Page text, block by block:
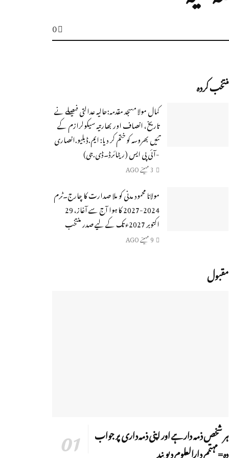
منتخب کردہ
کمال مولا مسجد مقدمہ:حالیہ عدالتی فیصلے نے
تاریخ، انصاف اور بھارتیہ سیکولرازم کے
تئیں بھروسہ کو ختم کر دیا: ایم.ڈبلیو.انصاری
-آئی پی ایس (ریٹائرڈ۔ڈی.جی)
مولانا محمود مدنی کو ملا صدارت کا چارج۔ٹرم
2024-2027 کا ہوا آج سے آغاز، 29
اکتوبر 2027ء تک کے لیے صدر منتخب
مقبول
ہر شخص ذمہ دار ہے اور اپنی ذمہ داری پر جواب
دہ=مہتمم دارالعلوم دیوبند